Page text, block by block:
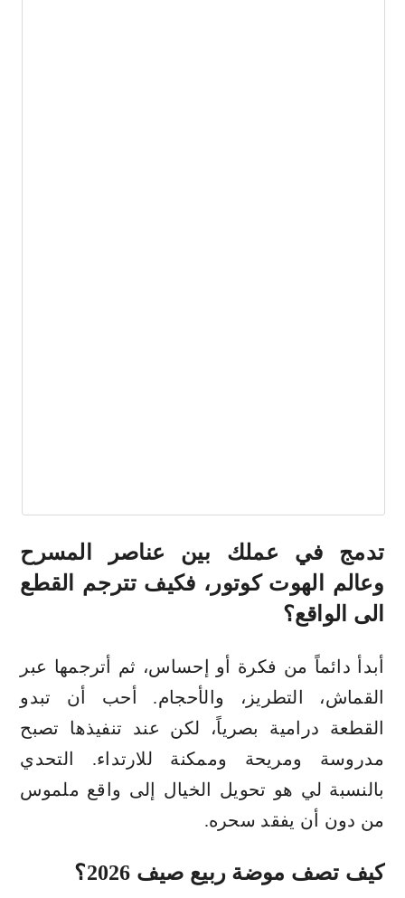
تدمج في عملك بين عناصر المسرح
وعالم الهوت كوتور، فكيف تترجم القطع
الى الواقع؟
أبدأ دائماً من فكرة أو إحساس، ثم أترجمها عبر
القماش، التطريز، والأحجام. أحب أن تبدو
القطعة درامية بصرياً، لكن عند تنفيذها تصبح
مدروسة ومريحة وممكنة للارتداء. التحدي
بالنسبة لي هو تحويل الخيال إلى واقع ملموس
من دون أن يفقد سحره.
كيف تصف موضة ربيع صيف 2026؟